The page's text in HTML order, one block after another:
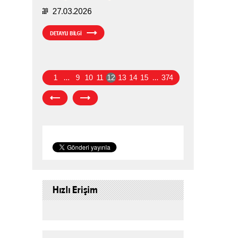
27.03.2026
DETAYLI BİLGİ
1 ... 9 10 11 12 13 14 15 ... 374
Hızlı Erişim